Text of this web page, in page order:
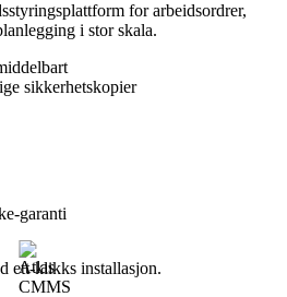
for arbeidsordrer,
i stor skala.
sikkerhetskopier
garanti